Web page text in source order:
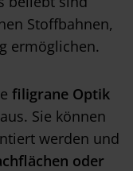
Stoffbahnen,
ermöglichen.
filigrane Optik
aus. Sie können
werden und
oder